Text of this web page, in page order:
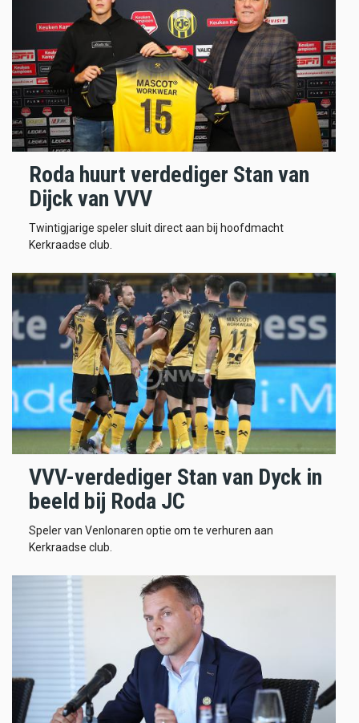
Roda huurt verdediger Stan van
Dijck van VVV
Twintigjarige speler sluit direct aan bij hoofdmacht
Kerkraadse club.
VVV-verdediger Stan van Dyck in
beeld bij Roda JC
Speler van Venlonaren optie om te verhuren aan
Kerkraadse club.